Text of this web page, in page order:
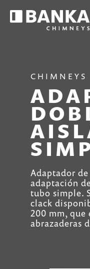
CHIMNEYS
Adaptador
adaptación
tubo simple.
clack
200 mm, que
abrazaderas